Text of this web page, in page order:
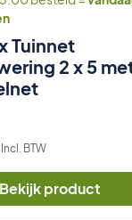
Tuinnet
2 x 5
Incl. BTW
Bekijk product